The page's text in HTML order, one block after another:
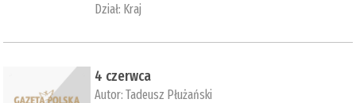
Dział: Kraj
4 czerwca
Autor:Tadeusz Płużański